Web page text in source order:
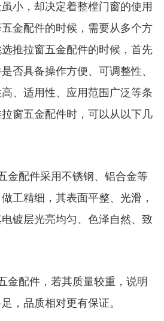
小，却决定着整樘门窗的使用
金配件的时候，需要从多个方
推拉窗五金配件的时候，首先
否具备操作方便、可调整性、
、适用性、应用范围广泛等条
窗五金配件时，可以从以下几
配件采用不锈钢、铝合金等
工精细，其表面平整、光滑，
镀层光亮均匀、色泽自然、致
配件，若其质量较重，说明
，品质相对更有保证。